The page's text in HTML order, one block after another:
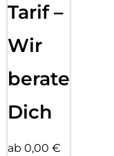
Tarif –
Wir
beraten
Dich
ab 0,00 €